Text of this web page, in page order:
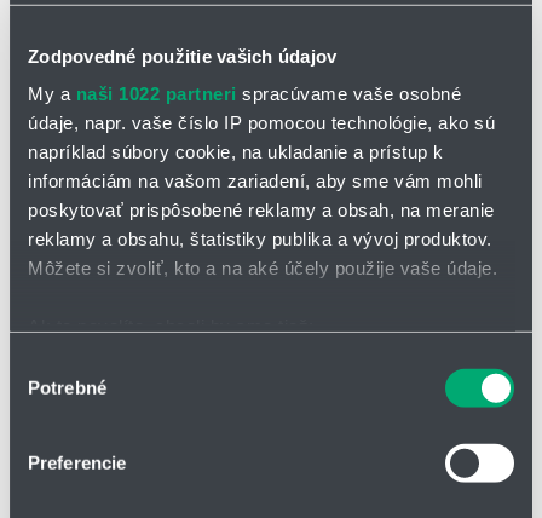
Zodpovedné použitie vašich údajov
My a naši 1022 partneri spracúvame vaše osobné
údaje, napr. vaše číslo IP pomocou technológie, ako sú
napríklad súbory cookie, na ukladanie a prístup k
informáciám na vašom zariadení, aby sme vám mohli
poskytovať prispôsobené reklamy a obsah, na meranie
reklamy a obsahu, štatistiky publika a vývoj produktov.
Môžete si zvoliť, kto a na aké účely použije vaše údaje.
polohe s presnosťou na niekoľko metrov
Viac informácií o tom, ako sa spracúvajú vaše osobné
súhlasu
Potrebné
Preferencie
Piestový strážič prietoku G
médium: kvapaliny (do 20 mm2/s), plyny
rozsah nastavenia: 0,15 až 0,4 l/min
pripojenie: G1/4" až G 1/2"; tlak: PN 16; teplota média: -20